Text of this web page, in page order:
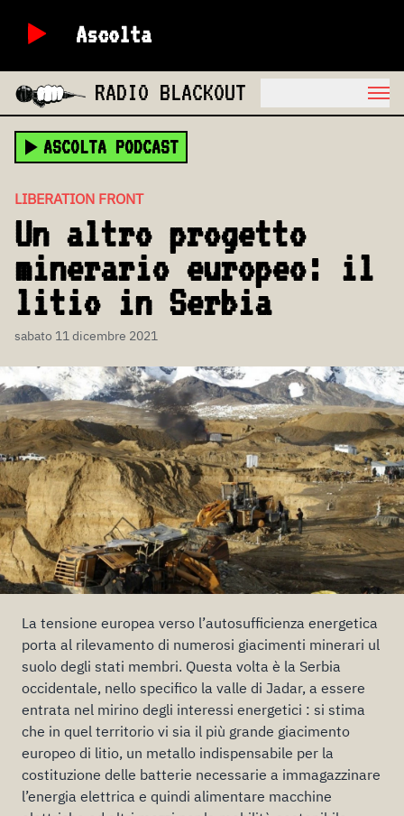
Ascolta
RADIO BLACKOUT
ASCOLTA PODCAST
LIBERATION FRONT
Un altro progetto
minerario europeo: il
litio in Serbia
sabato 11 dicembre 2021
La tensione europea verso l’autosufficienza energetica
porta al rilevamento di numerosi giacimenti minerari ul
suolo degli stati membri. Questa volta è la Serbia
occidentale, nello specifico la valle di Jadar, a essere
entrata nel mirino degli interessi energetici : si stima
che in quel territorio vi sia il più grande giacimento
europeo di litio, un metallo indispensabile per la
costituzione delle batterie necessarie a immagazzinare
l’energia elettrica e quindi alimentare macchine